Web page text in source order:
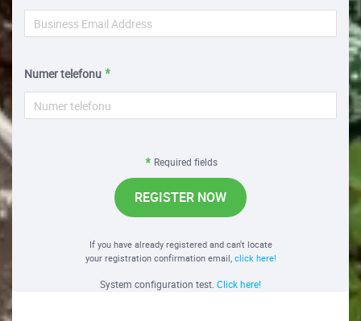
Numer telefonu
Required fields
REGISTER NOW
If you have already registered and can't locate
your registration confirmation email, click here!
System configuration test. Click here!